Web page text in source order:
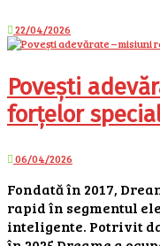
22/04/2026
Povești
forțelor
06/04/2026
Fondată în 2017,
rapid în segmentul
inteligente. Potrivit